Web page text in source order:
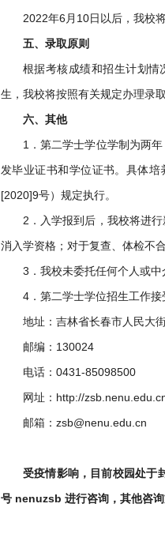
2022年6月10日以后，我校
五、录取原则
根据考核成绩和招生计划情
生，我校将按照有关规定办理录取
六、其他
1．第二学士学位学制为两
发毕业证书和学位证书。具体
[2020]9号）规定执行。
2．入学报到后，我校将进
消入学资格；对于复查、体检不
3．我校未委托任何个人或
4．第二学士学位招生工作
地址：吉林省长春市人民大
邮编：130024
电话：0431-85098500
网址：http://
邮箱：zsb@nenu.edu.cn
受疫情影响，目前校园处于
号 nenuzsb 进行咨询，其他咨询